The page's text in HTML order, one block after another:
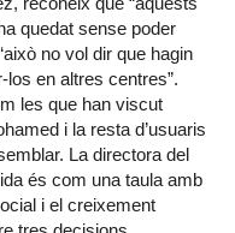
quedat sense poder
no vol dir que hagin
los en altres centres”.
les que han viscut
i la resta d’usuaris
La directora del
és com una taula amb
i el creixement